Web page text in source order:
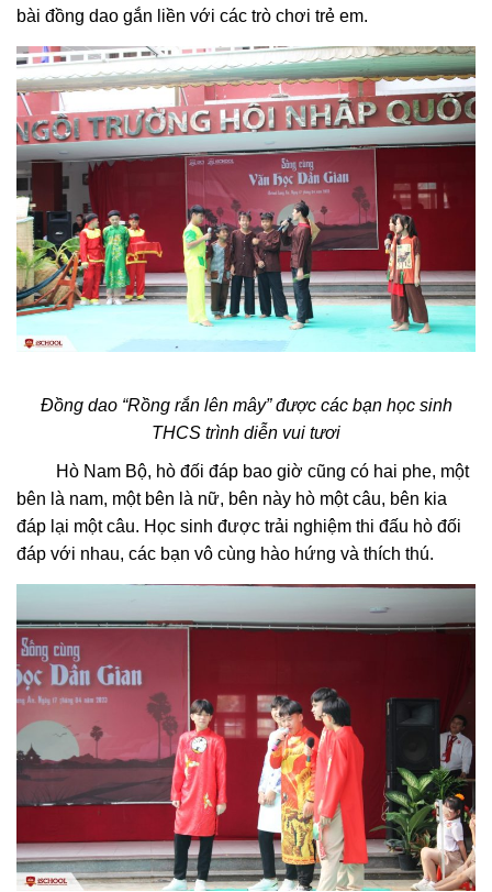
bài đồng dao gắn liền với các trò chơi trẻ em.
Đồng dao “Rồng rắn lên mây” được các bạn học sinh
THCS trình diễn vui tươi
Hò Nam Bộ, hò đối đáp bao giờ cũng có hai phe, một
bên là nam, một bên là nữ, bên này hò một câu, bên kia
đáp lại một câu. Học sinh được trải nghiệm thi đấu hò đối
đáp với nhau, các bạn vô cùng hào hứng và thích thú.